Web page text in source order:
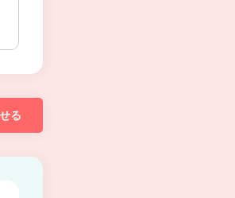
る